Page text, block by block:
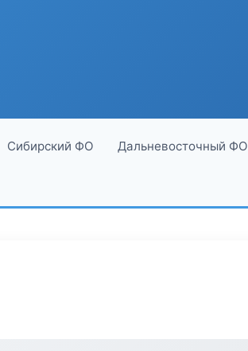
Сибирский ФО Дальневосточный ФО